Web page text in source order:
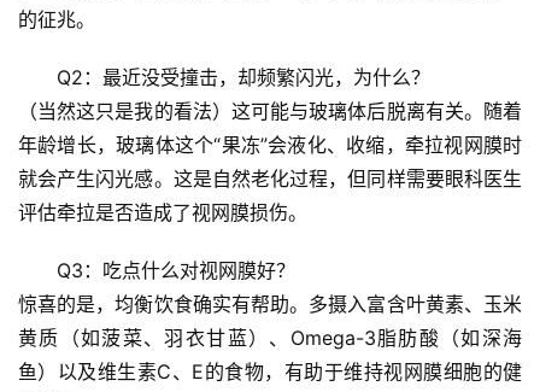
求
真
的征兆。
Q2：最近没受撞击，却频繁闪光，为什么？
（当然这只是我的看法）这可能与玻璃体后脱离有关。随着
年龄增长，玻璃体这个“果冻”会液化、收缩，牵拉视网膜时
就会产生闪光感。这是自然老化过程，但同样需要眼科医生
评估牵拉是否造成了视网膜损伤。
Q3：吃点什么对视网膜好？
惊喜的是，均衡饮食确实有帮助。多摄入富含叶黄素、玉米
黄质 （如菠菜、羽衣甘蓝）、 Omega-3脂肪酸 （如深海
鱼）以及维生素C、E的食物，有助于维持视网膜细胞的健